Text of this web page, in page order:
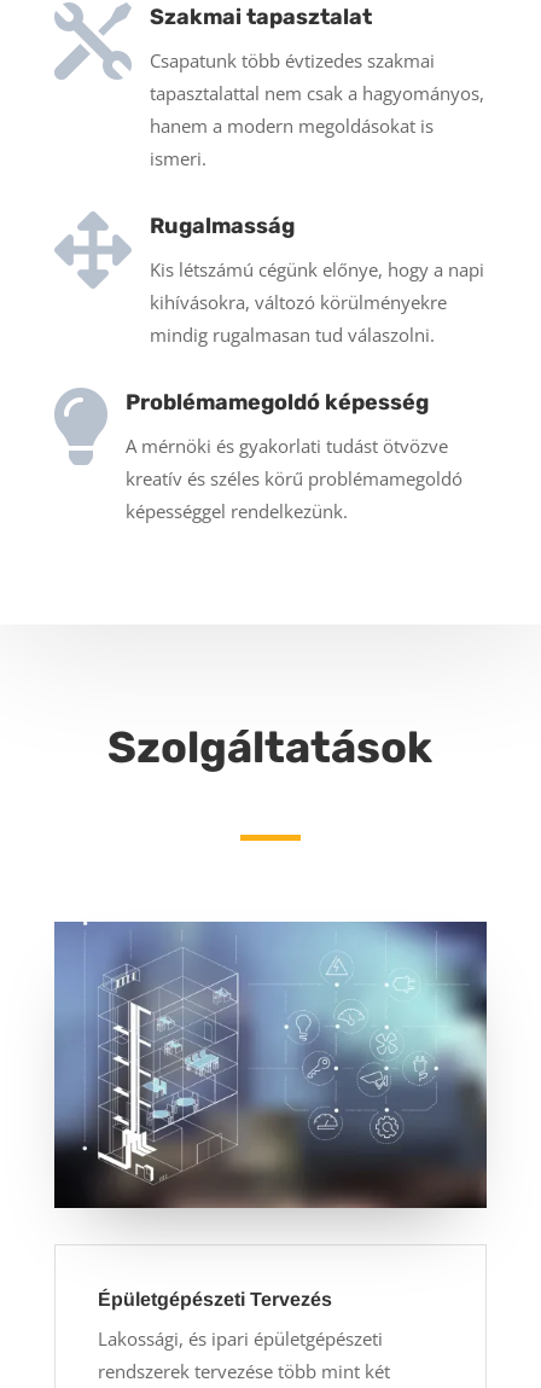
 Szakmai tapasztalat
Csapatunk több évtizedes szakmai
tapasztalattal nem csak a hagyományos,
hanem a modern megoldásokat is
ismeri.
 Rugalmasság
Kis létszámú cégünk előnye, hogy a napi
kihívásokra, változó körülményekre
mindig rugalmasan tud válaszolni.
 Problémamegoldó képesség
A mérnöki és gyakorlati tudást ötvözve
kreatív és széles körű problémamegoldó
képességgel rendelkezünk.
Szolgáltatások
Épületgépészeti Tervezés
Lakossági, és ipari épületgépészeti
rendszerek tervezése több mint két